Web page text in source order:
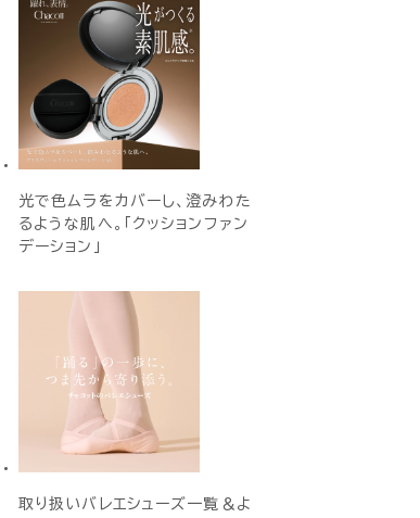
光で色ムラをカバーし、澄みわた
るような肌へ。「クッションファン
デーション」
取り扱いバレエシューズ一覧＆よ